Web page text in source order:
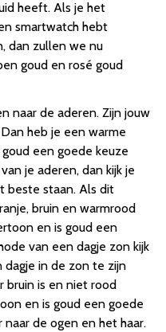
heeft. Als je het
smartwatch hebt
dan zullen we nu
goud en rosé goud
naar de aderen. Zijn jouw
heb je een warme
een goede keuze
je aderen, dan kijk je
beste staan. Als dit
bruin en warmrood
en is goud een
van een dagje zon kijk
dagje in de zon te zijn
bruin is en niet rood
en is goud een goede
de ogen en het haar.